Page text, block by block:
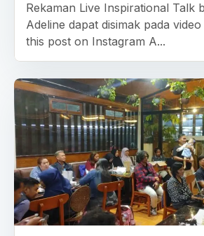
Rekaman Live Inspirational Talk
Adeline dapat disimak pada
this post on Instagram A...